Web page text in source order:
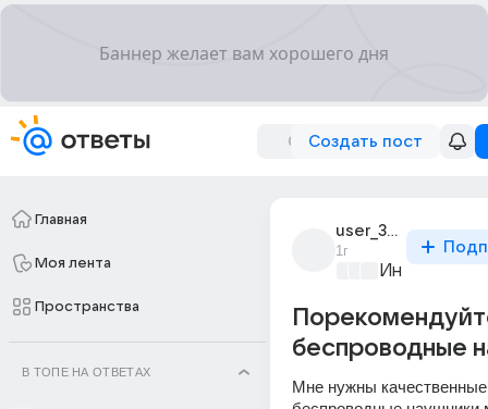
Создать пост
Главная
Моя лента
Пространства
В ТОПЕ НА ОТВЕТАХ
user_318707978
1г
беспроводные
Мне нужны качественные